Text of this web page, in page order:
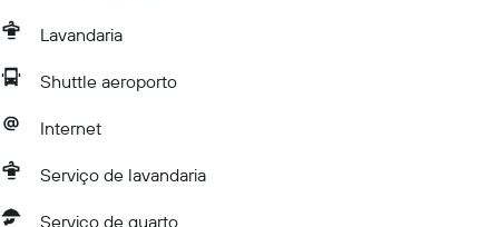
Lavandaria
Shuttle aeroporto
Internet
Serviço de lavandaria
Serviço de quarto